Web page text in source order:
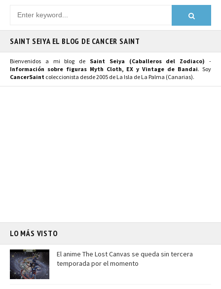
SAINT SEIYA EL BLOG DE CANCER SAINT
Bienvenidos a mi blog de Saint Seiya (Caballeros del Zodiaco) -
Información sobre figuras Myth Cloth, EX y Vintage de Bandai. Soy
CancerSaint coleccionista desde 2005 de La Isla de La Palma (Canarias).
LO MÁS VISTO
El anime The Lost Canvas se queda sin tercera
temporada por el momento